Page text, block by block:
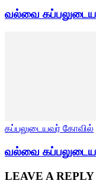
வல்வை
கப்பலுடையவர் கோவில்
வல்வை
LEAVE A REPLY